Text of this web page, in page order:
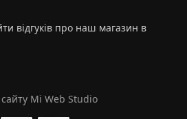
відгуків про наш магазин в
Mi Web Studio